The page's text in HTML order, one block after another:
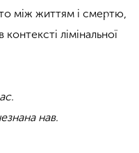
між життям і смертю,
лімінальної
нав.